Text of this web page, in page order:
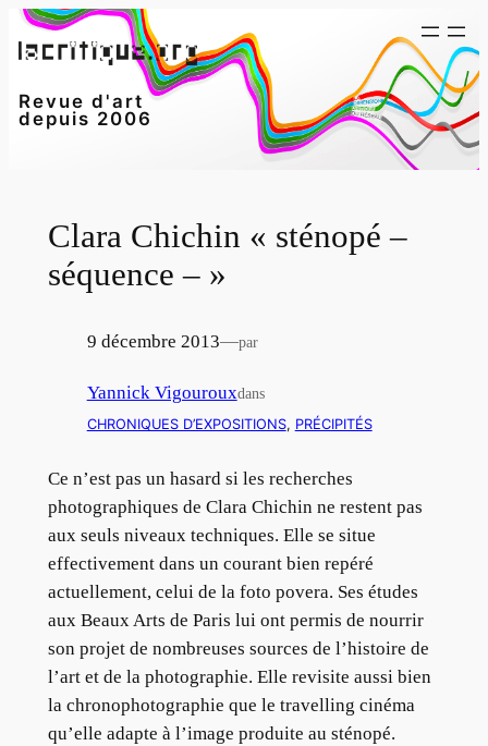
Aller
au
Revue d'art
depuis 2006
Clara Chichin « sténopé –
séquence – »
9 décembre 2013—par
Yannick Vigourouxdans
CHRONIQUES D’EXPOSITIONS, PRÉCIPITÉS
Ce n’est pas un hasard si les recherches
photographiques de Clara Chichin ne restent pas
aux seuls niveaux techniques. Elle se situe
effectivement dans un courant bien repéré
actuellement, celui de la foto povera. Ses études
aux Beaux Arts de Paris lui ont permis de nourrir
son projet de nombreuses sources de l’histoire de
l’art et de la photographie. Elle revisite aussi bien
la chronophotographie que le travelling cinéma
qu’elle adapte à l’image produite au sténopé.